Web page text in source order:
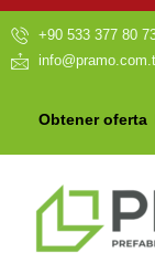
+90 533 377 80
Obtener oferta